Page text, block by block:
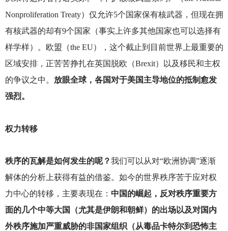
Nonproliferation Treaty）仅允许5个国家保有核武器，但现在拥
有核武器的却有9个国家（事实上许多其他国家也可以选择有
样学样）。欧盟（the EU），这个截止到目前世界上最重要的
区域安排，正苦苦挣扎在英国脱欧（Brexit）以及移民和主权
的争议之中。 放眼全球，各国对于美国主导地位的抵制愈发
强烈。
权力转移
秩序的瓦解是如何发生的呢？我们可以从对“欧洲协调”逐渐
解体的分析上获得有益的借鉴。如今的世界秩序苦于应对权
力中心的转移，主要表现在： 中国的崛起，反对秩序重要方
面的几个中等大国（尤其是伊朗和朝鲜）的出场以及对国内
外秩序施加严重威胁的非国家组织（从毒品卡特尔到恐怖主